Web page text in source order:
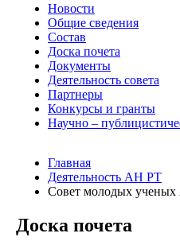
Новости
Общие сведения
Состав
Доска почета
Документы
Деятельность совета
Партнеры
Конкурсы и гранты
Научно –
Главная
Деятельность АН РТ
Совет молодых
Доска почета